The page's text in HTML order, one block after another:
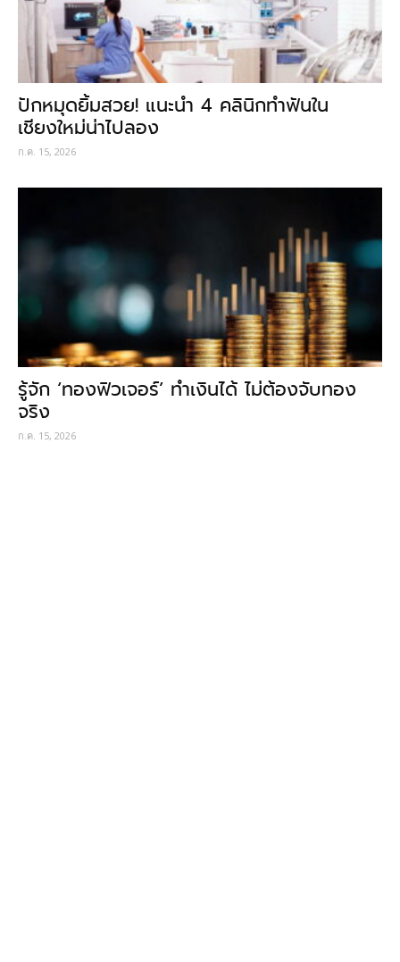
ปักหมุดยิ้มสวย! แนะนำ 4 คลินิกทำฟันใน
เชียงใหม่น่าไปลอง
ก.ค. 15, 2026
รู้จัก ‘ทองฟิวเจอร์’ ทำเงินได้ ไม่ต้องจับทอง
จริง
ก.ค. 15, 2026